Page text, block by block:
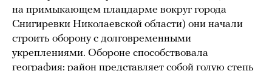
на примыкающем плацдарме вокруг города
Снигиревки Николаевской области) они начали
строить оборону с долговременными
укреплениями. Обороне способствовала
география: район представляет собой голую степь